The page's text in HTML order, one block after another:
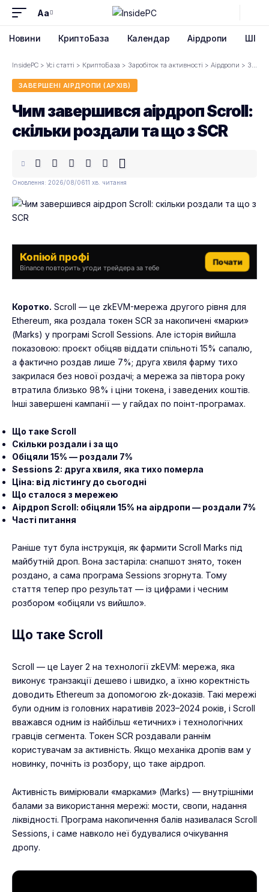
Font
Resizer
Aa
Новини КриптоБаза Календар Аірдропи ШІ
InsidePC > Усі статті > КриптоБаза > Заробіток та активності > Аірдропи > Завершені аірдропи (архів)
ЗАВЕРШЕНІ АІРДРОПИ (АРХІВ)
Чим завершився аірдроп Scroll:
скільки роздали та що з SCR
Оновлення: 2026/08/0611 хв. читання
Копіюй профі
Binance повторить угоди трейдера за тебе
Почати
Коротко. Scroll — це zkEVM-мережа другого рівня для
Ethereum, яка роздала токен SCR за накопичені «марки»
(Marks) у програмі Scroll Sessions. Але історія вийшла
показовою: проєкт обіцяв віддати спільноті 15% сапалю,
а фактично роздав лише 7%; друга хвиля фарму тихо
закрилася без нової роздачі; а мережа за півтора року
втратила близько 98% і ціни токена, і заведених коштів.
Інші завершені кампанії — у гайдах по поінт-програмах.
Що таке Scroll
Скільки роздали і за що
Обіцяли 15% — роздали 7%
Sessions 2: друга хвиля, яка тихо померла
Ціна: від лістингу до сьогодні
Що сталося з мережею
Аірдроп Scroll: обіцяли 15% на аірдропи — роздали 7%
Часті питання
Раніше тут була інструкція, як фармити Scroll Marks під
майбутній дроп. Вона застаріла: снапшот знято, токен
роздано, а сама програма Sessions згорнута. Тому
стаття тепер про результат — із цифрами і чесним
розбором «обіцяли vs вийшло».
Що таке Scroll
Scroll — це Layer 2 на технології zkEVM: мережа, яка
виконує транзакції дешево і швидко, а їхню коректність
доводить Ethereum за допомогою zk-доказів. Такі мережі
були одним із головних наративів 2023–2024 років, і Scroll
вважався одним із найбільш «етичних» і технологічних
гравців сегмента. Токен SCR роздавали раннім
користувачам за активність. Якщо механіка дропів вам у
новинку, почніть із розбору, що таке аірдроп.
Активність вимірювали «марками» (Marks) — внутрішніми
балами за використання мережі: мости, свопи, надання
ліквідності. Програма накопичення балів називалася Scroll
Sessions, і саме навколо неї будувалися очікування
дропу.